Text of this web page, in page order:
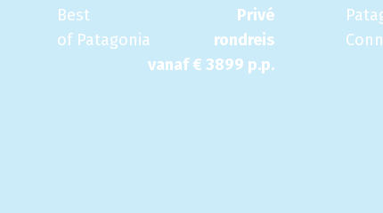
Best
of Patagonia
Privé
rondreis
vanaf € 3899 p.p.